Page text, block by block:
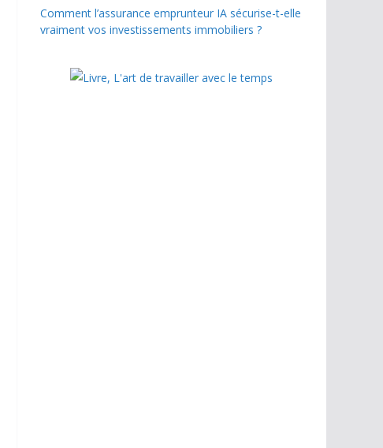
Comment l’assurance emprunteur IA sécurise-t-elle
vraiment vos investissements immobiliers ?